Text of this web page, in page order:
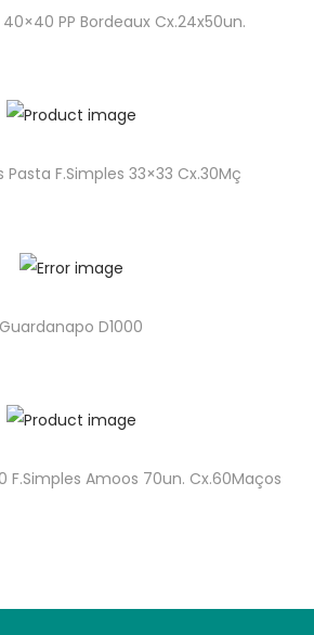
PP Bordeaux Cx.24x50un.
F.Simples 33×33 Cx.30Mç
Guardanapo D1000
F.Simples Amoos 70un. Cx.60Maços